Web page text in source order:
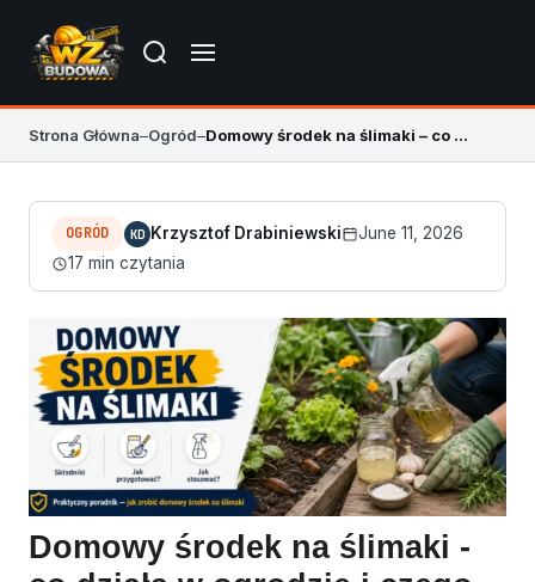
Strona Główna–Ogród– Domowy środek na ślimaki – co działa w ogrodzie
OGRÓD KD Krzysztof Drabiniewski
June 11, 2026
17 min czytania
Domowy środek na ślimaki -